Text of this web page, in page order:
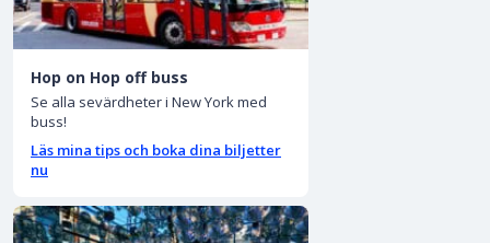
Hop on Hop off buss
Se alla sevärdheter i New York med
buss!
Läs mina tips och boka dina biljetter
nu